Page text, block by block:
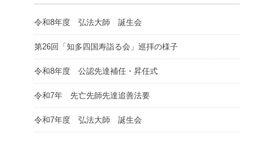
令和8年度 弘法大師 誕生会
第26回「知多四国寿詣る会」巡拝の様子
令和8年度 公認先達補任・昇任式
令和7年 先亡先師先達追善法要
令和7年度 弘法大師 誕生会